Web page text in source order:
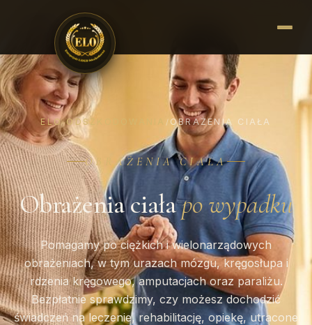
ELO ODSZKODOWANIA / OBRAŻENIA CIAŁA
OBRAŻENIA CIAŁA
Obrażenia ciałapo wypadku
Pomagamy po ciężkich i wielonarządowych
obrażeniach, w tym urazach mózgu, kręgosłupa i
rdzenia kręgowego, amputacjach oraz paraliżu.
Bezpłatnie sprawdzimy, czy możesz dochodzić
świadczeń na leczenie, rehabilitację, opiekę, utracone